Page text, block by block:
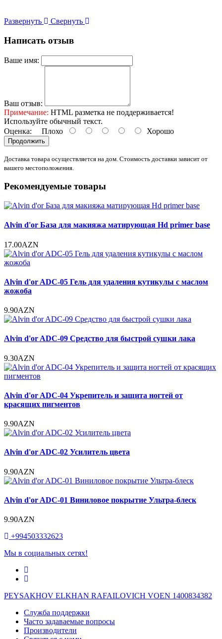
Развернуть Свернуть
Написать отзыв
Ваше имя:
Ваш отзыв:
Примечание: HTML разметка не поддерживается!
Используйте обычный текст.
Оценка: Плохо Хорошо
Продолжить
Доставка товара осуществляется на дом. Стоимость доставки зависит от
вашего местоположения.
Рекомендуемые товары
Alvin d'or База для макияжа матирующая Hd primer base
17.00AZN
Alvin d'or ADC-05 Гель для удаления кутикулы с маслом
жожоба
9.90AZN
Alvin d'or ADC-09 Средство для быстрой сушки лака
9.30AZN
Alvin d'or ADC-04 Укрепитель и защита ногтей от
красящих пигментов
9.90AZN
Alvin d'or ADC-02 Усилитель цвета
9.90AZN
Alvin d'or ADC-01 Виниловое покрытие Ультра-блеск
9.90AZN
+994503332623
Мы в социальных сетях!
PEYSAKHOV ELKHAN RAFAILOVICH VOEN 1400834382
Служба поддержки
Часто задаваемые вопросы
Производители